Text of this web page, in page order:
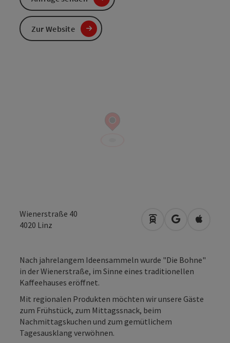
Wienerstraße 40
4020 Linz Anreise mit
in Google
in
Nach jahrelangem Ideensammeln wurde "Die Bohne"
in der Wienerstraße, im Sinne eines traditionellen
Kaffeehauses eröffnet.
Mit regionalen Produkten möchten wir unsere Gäste
zum Frühstück, zum Mittagssnack, beim
Nachmittagskuchen und zum gemütlichem
Tagesausklang verwöhnen.
Zur Website